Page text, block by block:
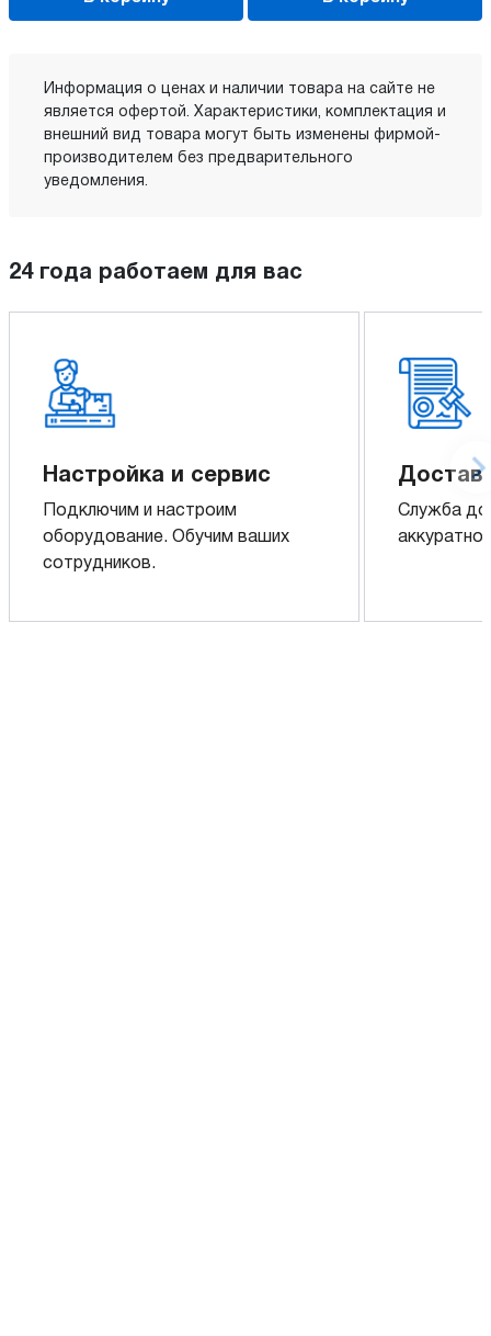
Информация о ценах и наличии товара на сайте не
является офертой. Характеристики, комплектация и
внешний вид товара могут быть изменены фирмой-
производителем без предварительного
уведомления.
24 года работаем для вас
Настройка и сервис
Подключим и настроим
оборудование. Обучим ваших
сотрудников.
Служба
аккуратно